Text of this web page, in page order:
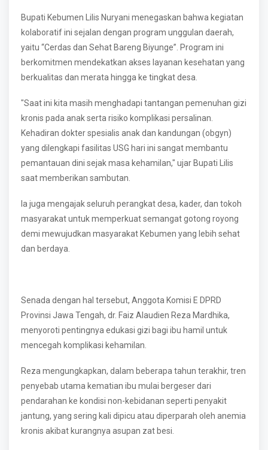
Bupati Kebumen Lilis Nuryani menegaskan bahwa kegiatan
kolaboratif ini sejalan dengan program unggulan daerah,
yaitu “Cerdas dan Sehat Bareng Biyunge”. Program ini
berkomitmen mendekatkan akses layanan kesehatan yang
berkualitas dan merata hingga ke tingkat desa.
"Saat ini kita masih menghadapi tantangan pemenuhan gizi
kronis pada anak serta risiko komplikasi persalinan.
Kehadiran dokter spesialis anak dan kandungan (obgyn)
yang dilengkapi fasilitas USG hari ini sangat membantu
pemantauan dini sejak masa kehamilan," ujar Bupati Lilis
saat memberikan sambutan.
Ia juga mengajak seluruh perangkat desa, kader, dan tokoh
masyarakat untuk memperkuat semangat gotong royong
demi mewujudkan masyarakat Kebumen yang lebih sehat
dan berdaya.
Senada dengan hal tersebut, Anggota Komisi E DPRD
Provinsi Jawa Tengah, dr. Faiz Alaudien Reza Mardhika,
menyoroti pentingnya edukasi gizi bagi ibu hamil untuk
mencegah komplikasi kehamilan.
Reza mengungkapkan, dalam beberapa tahun terakhir, tren
penyebab utama kematian ibu mulai bergeser dari
pendarahan ke kondisi non-kebidanan seperti penyakit
jantung, yang sering kali dipicu atau diperparah oleh anemia
kronis akibat kurangnya asupan zat besi.